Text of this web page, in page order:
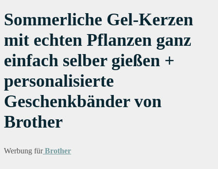
Sommerliche Gel-Kerzen
mit echten Pflanzen ganz
einfach selber gießen +
personalisierte
Geschenkbänder von
Brother
Werbung für Brother